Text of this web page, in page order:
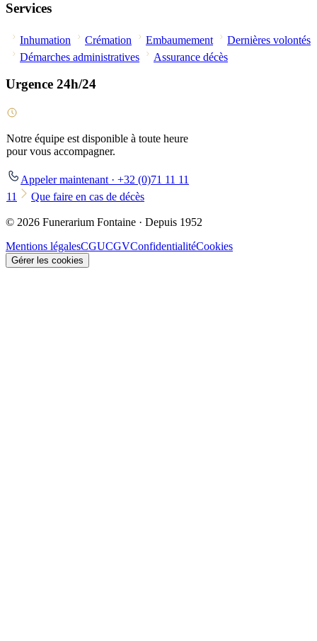
Services
Inhumation Crémation Embaumement
Dernières volontés
Démarches administratives
Assurance décès
Urgence 24h/24
Notre équipe est disponible à toute heure
pour vous accompagner.
Appeler maintenant · +32 (0)71 11 11
11
Que faire en cas de décès
© 2026 Funerarium Fontaine · Depuis 1952
Mentions légalesCGUCGVConfidentialitéCookies
Gérer les cookies